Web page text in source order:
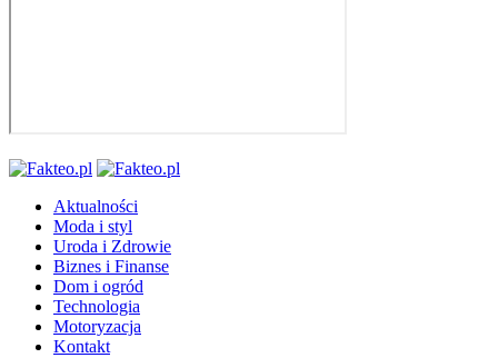
Aktualności
Moda i styl
Uroda i Zdrowie
Biznes i Finanse
Dom i ogród
Technologia
Motoryzacja
Kontakt